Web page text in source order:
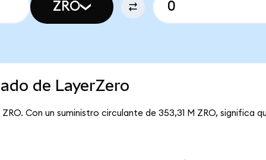
ZRO
de LayerZero
Con un suministro circulante de 353,31 M ZRO, significa